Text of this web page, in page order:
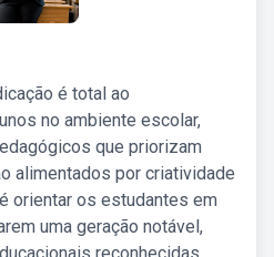
é total ao
no ambiente escolar,
que priorizam
alimentados por criatividade
orientar os estudantes em
uma geração notável,